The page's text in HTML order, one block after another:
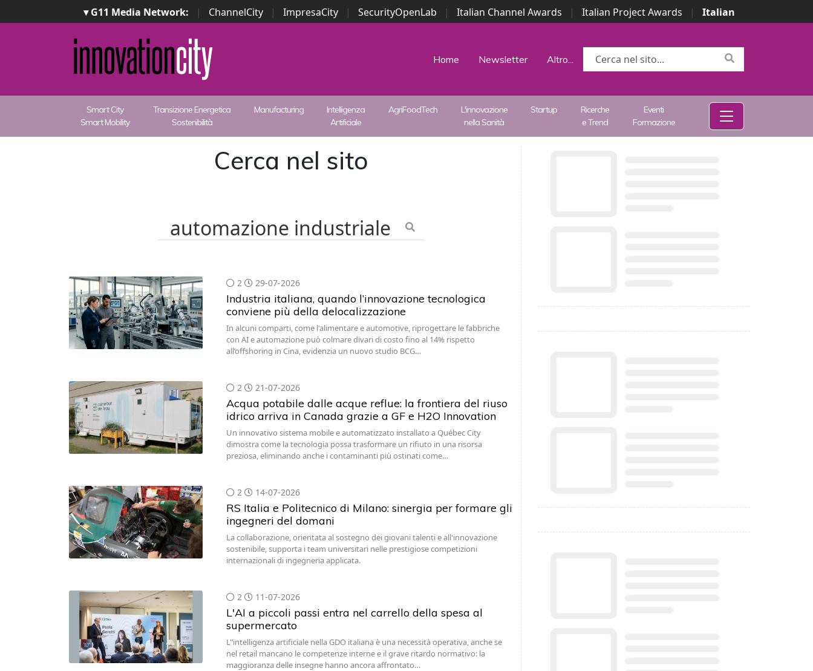
▾ G11 Media Network: | ChannelCity | ImpresaCity | SecurityOpenLab | Italian Channel Awards | Italian Project Awards |
Italian
Security Awards | ...
Home Newsletter Altro...
Smart City
Smart Mobility
Transizione Energetica
Sostenibilità
Manufacturing
Intelligenza
Artificiale
AgriFoodTech
L'innovazione
nella Sanità
Startup
Ricerche
e Trend
Eventi
Formazione
Cerca nel sito
2 29-07-2026
Industria italiana, quando l’innovazione tecnologica
conviene più della delocalizzazione
In alcuni comparti, come l'alimentare e automotive, riprogettare le fabbriche
con AI e automazione può colmare divari di costo fino al 14% rispetto
all’offshoring in Cina, evidenzia un nuovo studio BCG…
2 21-07-2026
Acqua potabile dalle acque reflue: la frontiera del riuso
idrico arriva in Canada grazie a GF e H2O Innovation
Un innovativo sistema mobile e automatizzato installato a Québec City
dimostra come la tecnologia possa trasformare un rifiuto in una risorsa
preziosa, eliminando anche i contaminanti più ostinati come…
2 14-07-2026
RS Italia e Politecnico di Milano: sinergia per formare gli
ingegneri del domani
La collaborazione, orientata al sostegno dei giovani talenti e all'innovazione
sostenibile, supporta i team universitari nelle prestigiose competizioni
internazionali di ingegneria applicata.
2 11-07-2026
L'AI a piccoli passi entra nel carrello della spesa al
supermercato
L'’intelligenza artificiale nella GDO italiana è una necessità operativa, anche se
nel retail mancano le competenze interne e il grave ritardo normativo: la
maggioranza delle insegne hanno ancora affrontato…